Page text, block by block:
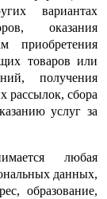
вариантах
оказания
приобретения
товаров или
получения
рассылок, сбора
услуг за
любая
данных,
образование,